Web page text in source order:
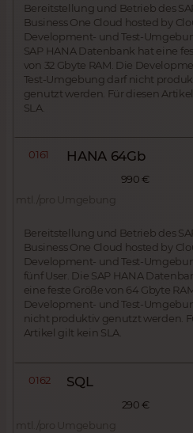
Bereitstellung und Betrieb des
Business One Cloud hosted by
Development- und Test-
SAP HANA Datenbank hat eine
von 32 Gbyte RAM. Die
Test-Umgebung darf nicht
genutzt werden. Für diesen
SLA.
0161 HANA 64Gb
990 €
mtl./pro Umgebung
Bereitstellung und Betrieb des
Business One Cloud hosted by
Development- und Test-
fünf User. Die SAP HANA
eine feste Größe von 64 Gbyte
Development- und Test-
nicht produktiv genutzt werden.
Artikel gilt kein SLA.
0162 SQL
290 €
mtl./pro Umgebung